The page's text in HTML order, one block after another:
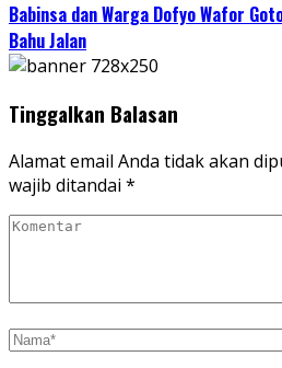
Babinsa dan Warga Dofyo Wafor
Bahu Jalan
Tinggalkan Balasan
Alamat email Anda tidak akan
wajib ditandai *